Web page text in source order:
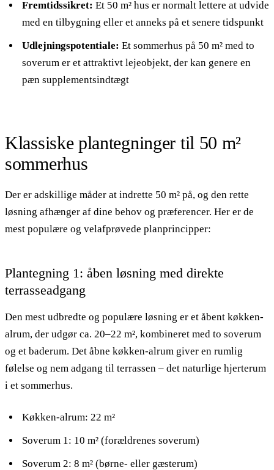
Fremtidssikret: Et 50 m² hus er normalt lettere at udvide
med en tilbygning eller et anneks på et senere tidspunkt
Udlejningspotentiale: Et sommerhus på 50 m² med to
soverum er et attraktivt lejeobjekt, der kan genere en
pæn supplementsindtægt
Klassiske plantegninger til 50 m²
sommerhus
Der er adskillige måder at indrette 50 m² på, og den rette
løsning afhænger af dine behov og præferencer. Her er de
mest populære og velafprøvede planprincipper:
Plantegning 1: åben løsning med direkte
terrasseadgang
Den mest udbredte og populære løsning er et åbent køkken-
alrum, der udgør ca. 20–22 m², kombineret med to soverum
og et baderum. Det åbne køkken-alrum giver en rumlig
følelse og nem adgang til terrassen – det naturlige hjerterum
i et sommerhus.
Køkken-alrum: 22 m²
Soverum 1: 10 m² (forældrenes soverum)
Soverum 2: 8 m² (børne- eller gæsterum)